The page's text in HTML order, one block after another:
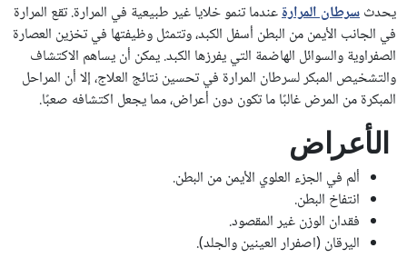
يحدثسرطان المرارةعندما تنمو خلايا غير طبيعية في المرارة. تقع المرارة
في الجانب الأيمن من البطن أسفل الكبد، وتتمثل وظيفتها في تخزين العصارة
الصفراوية والسوائل الهاضمة التي يفرزها الكبد. يمكن أن يساهم الاكتشاف
والتشخيص المبكر لسرطان المرارة في تحسين نتائج العلاج، إلا أن المراحل
المبكرة من المرض غالبًا ما تكون دون أعراض، مما يجعل اكتشافه صعبًا.
الأعراض
ألم في الجزء العلوي الأيمن من البطن.
انتفاخ البطن.
فقدان الوزن غير المقصود.
اليرقان (اصفرار العينين والجلد).